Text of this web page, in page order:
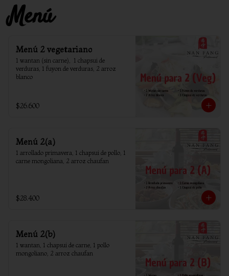
Menú
Menú 2 vegetariano
1 wantan (sin carne),  1 chapsui de
verduras, 1 fuyon de verduras, 2 arroz
blanco
$26.600
Menú 2(a)
1 arrollado primavera, 1 chapsui de pollo, 1
carne mongoliana, 2 arroz chaufan
$28.400
Menú 2(b)
1 wantan, 1 chapsui de carne, 1 pollo
mongoliano, 2 arroz chaufan